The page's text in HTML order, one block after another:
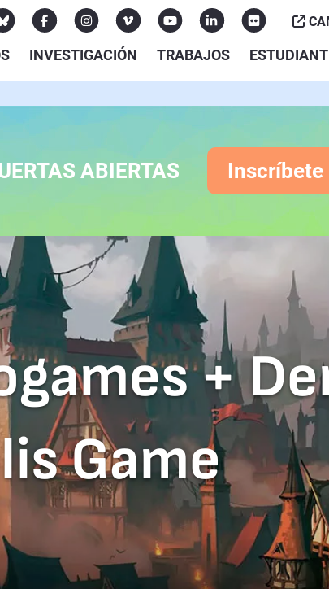
INVESTIGACIÓN TRABAJOS
ABIERTAS Inscríbete
+
Game